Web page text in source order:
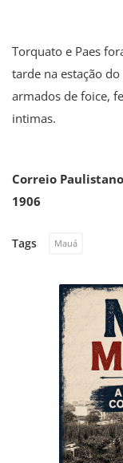
Torquato e Paes
tarde na estação
armados de foice,
intimas.
Correio
1906
Tags Mauá